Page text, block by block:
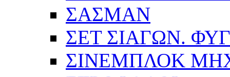
ΣΑΣΜΑΝ
ΣΕΤ ΣΙΑΓΩΝ.
ΣΙΝΕΜΠΛΟΚ